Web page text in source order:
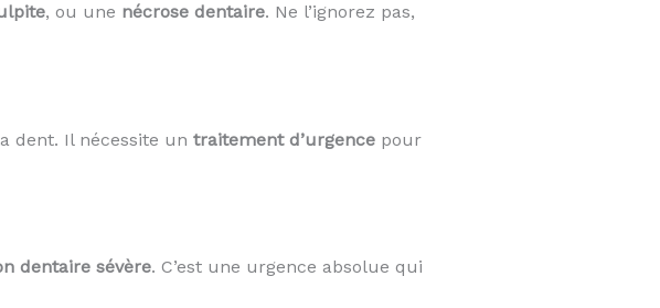
, ou une nécrose dentaire. Ne l’ignorez pas,
dent. Il nécessite un traitement d’urgencepour
dentaire sévère. C’est une urgence absolue qui